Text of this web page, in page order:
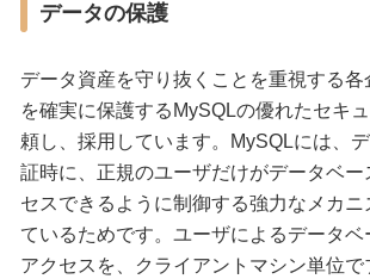
データの保護
データ資産を守り抜くことを重視する各
を確実に保護するMySQLの優れたセキ
頼し、採用しています。MySQLには、
証時に、正規のユーザだけがデータベー
セスできるように制御する強力なメカ
ているためです。ユーザによるデータ
アクセスを、クライアントマシン単位で